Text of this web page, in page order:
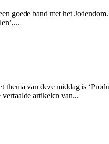
goede band met het
van deze middag is
artikelen van...